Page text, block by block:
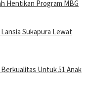
Hentikan Program MBG
Sukapura Lewat
Untuk 51 Anak